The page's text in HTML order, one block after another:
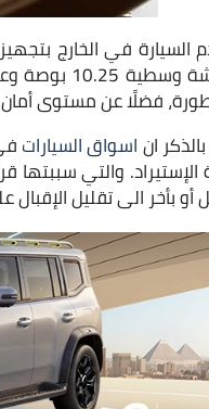
فضلًا عن مستوى
اناسواق السيارات
والتي سببتها
بأخر الى تقليل الإقبال